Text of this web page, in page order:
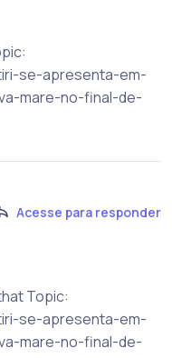
se-apresenta-em-
mare-no-final-de-
Acesse para responder
Topic:
se-apresenta-em-
mare-no-final-de-